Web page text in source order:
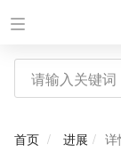
首页 进展 详